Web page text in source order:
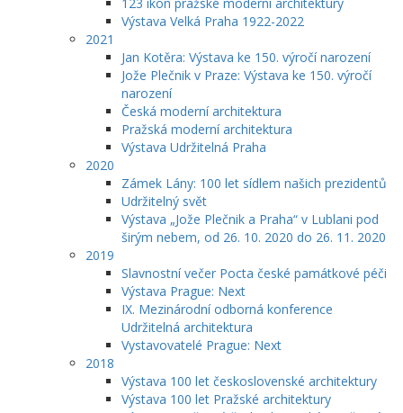
Výstava Velká Praha 1922-2022
2021
Jan Kotěra: Výstava ke 150. výročí narození
Jože Plečnik v Praze: Výstava ke 150. výročí
narození
Česká moderní architektura
Pražská moderní architektura
Výstava Udržitelná Praha
2020
Zámek Lány: 100 let sídlem našich prezidentů
Udržitelný svět
Výstava „Jože Plečnik a Praha“ v Lublani pod
širým nebem, od 26. 10. 2020 do 26. 11. 2020
2019
Slavnostní večer Pocta české památkové péči
Výstava Prague: Next
IX. Mezinárodní odborná konference
Udržitelná architektura
Vystavovatelé Prague: Next
2018
Výstava 100 let československé architektury
Výstava 100 let Pražské architektury